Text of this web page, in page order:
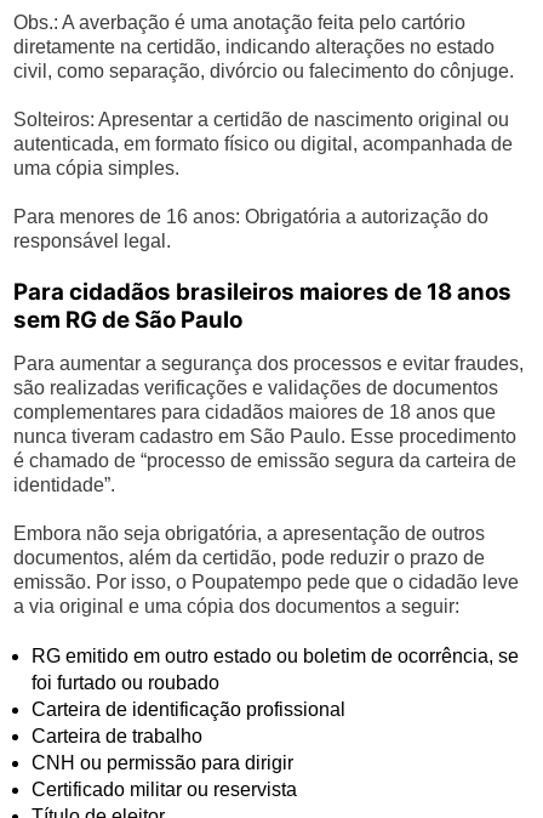
Obs.: A averbação é uma anotação feita pelo cartório
diretamente na certidão, indicando alterações no estado
civil, como separação, divórcio ou falecimento do cônjuge.
Solteiros: Apresentar a certidão de nascimento original ou
autenticada, em formato físico ou digital, acompanhada de
uma cópia simples.
Para menores de 16 anos: Obrigatória a autorização do
responsável legal.
Para cidadãos brasileiros maiores de 18 anos
sem RG de São Paulo
Para aumentar a segurança dos processos e evitar fraudes,
são realizadas verificações e validações de documentos
complementares para cidadãos maiores de 18 anos que
nunca tiveram cadastro em São Paulo. Esse procedimento
é chamado de “processo de emissão segura da carteira de
identidade”.
Embora não seja obrigatória, a apresentação de outros
documentos, além da certidão, pode reduzir o prazo de
emissão. Por isso, o Poupatempo pede que o cidadão leve
a via original e uma cópia dos documentos a seguir:
RG emitido em outro estado ou boletim de ocorrência, se
foi furtado ou roubado
Carteira de identificação profissional
Carteira de trabalho
CNH ou permissão para dirigir
Certificado militar ou reservista